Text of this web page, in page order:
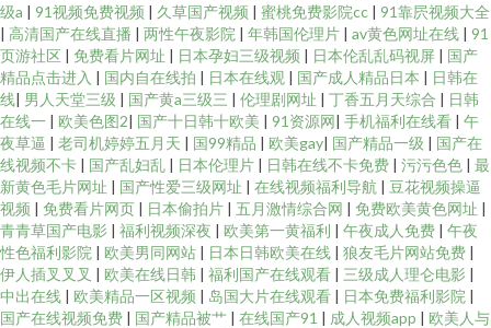
级a | 91视频免费视频 | 久草国产视频 | 蜜桃免费影院cc | 91靠屄视频大全
| 高清国产在线直播 | 两性午夜影院 | 年韩国伦理片 | av黄色网址在线 | 91
页游社区 | 免费看片网址 | 日本孕妇三级视频 | 日本伦乱乱码视屏 | 国产
精品点击进入 | 国内自在线拍 | 日本在线观 | 国产成人精品日本 | 日韩在
线| 男人天堂三级 | 国产黄a三级三 | 伦理剧网址 | 丁香五月天综合 | 日韩
在线一 | 欧美色图2| 国产十日韩十欧美 | 91资源网| 手机福利在线看 | 午
夜草逼 | 老司机婷婷五月天 | 国99精品 | 欧美gay| 国产精品一级 | 国产在
线视频不卡 | 国产乱妇乱 | 日本伦理片 | 日韩在线不卡免费 | 污污色色 | 最
新黄色毛片网址 | 国产性爱三级网址 | 在线视频福利导航 | 豆花视频操逼
视频 | 免费看片网页 | 日本偷拍片 | 五月激情综合网 | 免费欧美黄色网址 |
青青草国产电影 | 福利视频深夜 | 欧美第一黄福利 | 午夜成人免费 | 午夜
性色福利影院 | 欧美男同网站 | 日本日韩欧美在线 | 狼友毛片网站免费 |
伊人插叉叉叉 | 欧美在线日韩 | 福利国产在线观看 | 三级成人理仑电影 |
中出在线 | 欧美精品一区视频 | 岛国大片在线观看 | 日本免费福利影院 |
国产在线视频免费 | 国产精品被艹 | 在线国产91 | 成人视频app | 欧美人与